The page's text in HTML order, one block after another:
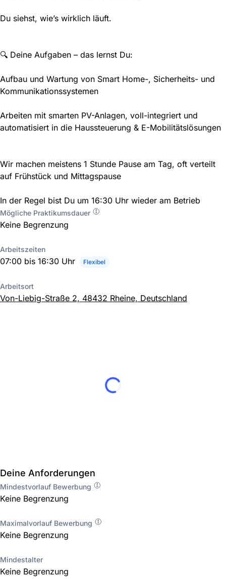
Du siehst, wie’s wirklich läuft.
🔍 Deine Aufgaben – das lernst Du:
Aufbau und Wartung von Smart Home-, Sicherheits- und
Kommunikationssystemen
Arbeiten mit smarten PV-Anlagen, voll-integriert und
automatisiert in die Haussteuerung & E-Mobilitätslösungen
Wir machen meistens 1 Stunde Pause am Tag, oft verteilt
auf Frühstück und Mittagspause
In der Regel bist Du um 16:30 Uhr wieder am Betrieb
Mögliche Praktikumsdauer
Keine Begrenzung
Arbeitszeiten
07:00 bis 16:30 Uhr Flexibel
Arbeitsort
Von-Liebig-Straße 2, 48432 Rheine, Deutschland
Deine Anforderungen
Mindestvorlauf Bewerbung
Keine Begrenzung
Maximalvorlauf Bewerbung
Keine Begrenzung
Mindestalter
Keine Begrenzung